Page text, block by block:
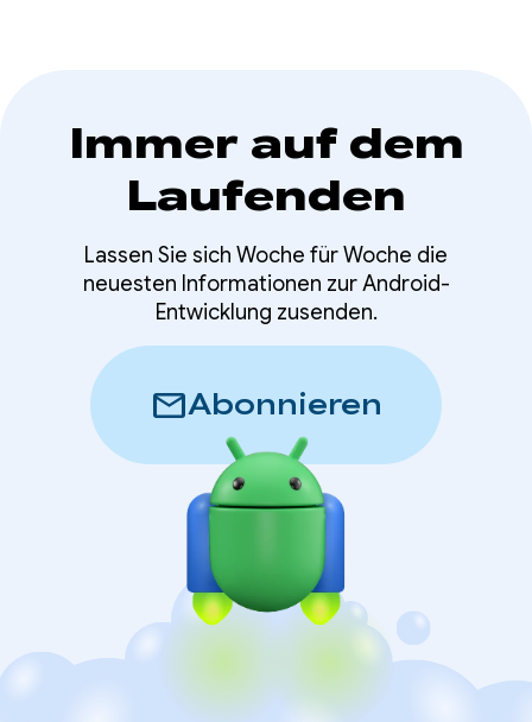
Immer auf dem
Laufenden
Lassen Sie sich Woche für Woche die
neuesten Informationen zur Android-
Entwicklung zusenden.
mailAbonnieren